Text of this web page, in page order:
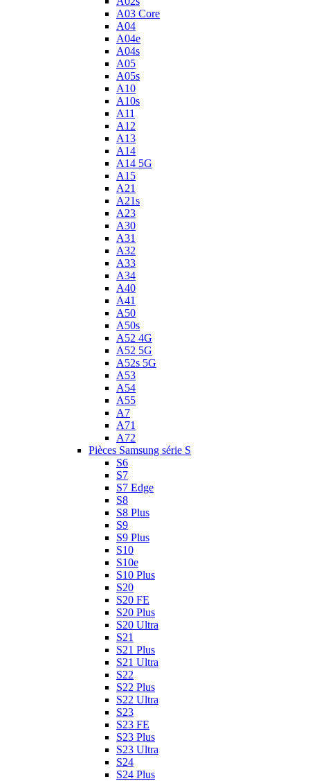
A03 Core
A04
A04e
A04s
A05
A05s
A10
A10s
A11
A12
A13
A14
A14 5G
A15
A21
A21s
A23
A30
A31
A32
A33
A34
A40
A41
A50
A50s
A52 4G
A52 5G
A52s 5G
A53
A54
A55
A7
A71
A72
Pièces Samsung série S
S6
S7
S7 Edge
S8
S8 Plus
S9
S9 Plus
S10
S10e
S10 Plus
S20
S20 FE
S20 Plus
S20 Ultra
S21
S21 Plus
S21 Ultra
S22
S22 Plus
S22 Ultra
S23
S23 FE
S23 Plus
S23 Ultra
S24
S24 Plus